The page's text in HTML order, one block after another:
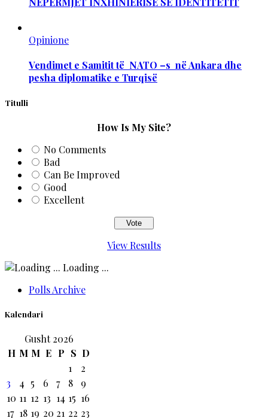
Opinione
Vendimet e Samitit të NATO –s në Ankara dhe
pesha diplomatike e Turqisë
Titulli
How Is My Site?
No Comments
Bad
Can Be Improved
Good
Excellent
View Results
Loading ...
Polls Archive
Kalendari
Gusht 2026
H M M E P S D
1
2
3
4 5 6 7 8
9
10 11 12 13 14 15 16
17 18 19 20 21 22 23